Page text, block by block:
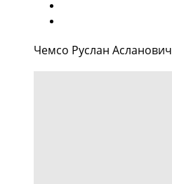
Чемсо Руслан Асланович